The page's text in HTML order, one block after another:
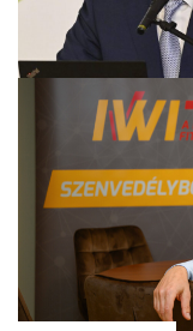
Befektetés